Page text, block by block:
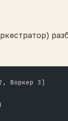
Воркер 3]